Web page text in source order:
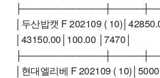
│두산밥캣 F 202109 (
│43150.00│100.00 │7470│
│현대엘리베 F 202109 (